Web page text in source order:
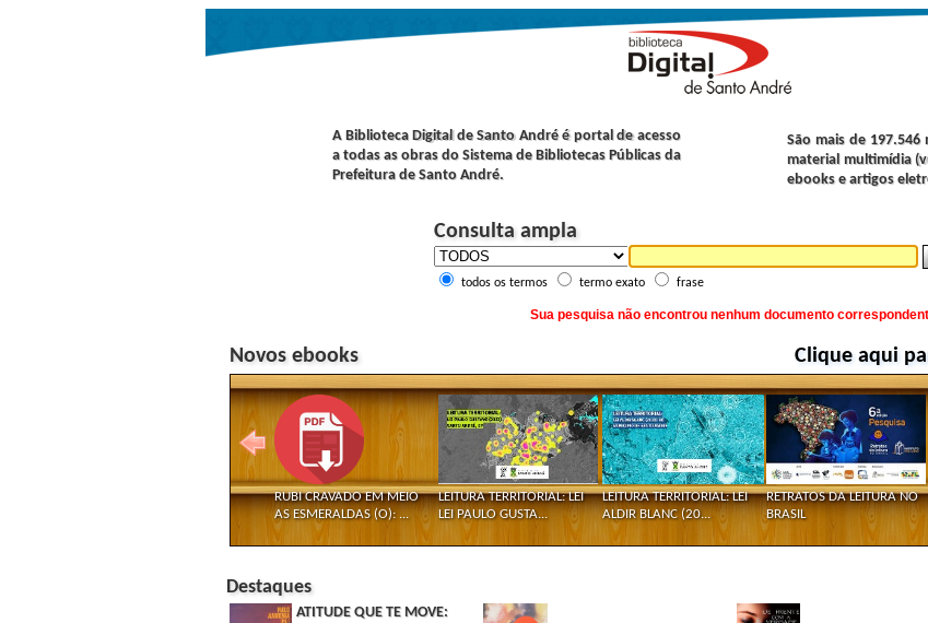
A Biblioteca Digital de Santo André é portal de acesso
a todas as obras do Sistema de Bibliotecas Públicas da
Prefeitura de Santo André.
São mais de
material multimídia
ebooks e artigos
Consulta ampla
todos os termos termo exato frase
Sua pesquisa não encontrou nenhum documento
Novos ebooks Clique aqui
RUBI CRAVADO EM MEIO
AS ESMERALDAS (O): ...
LEITURA TERRITORIAL: LEI
LEI PAULO GUSTA...
LEITURA TERRITORIAL: LEI
ALDIR BLANC (20...
RETRATOS DA LEITURA NO
BRASIL
Destaques
ATITUDE QUE TE MOVE: